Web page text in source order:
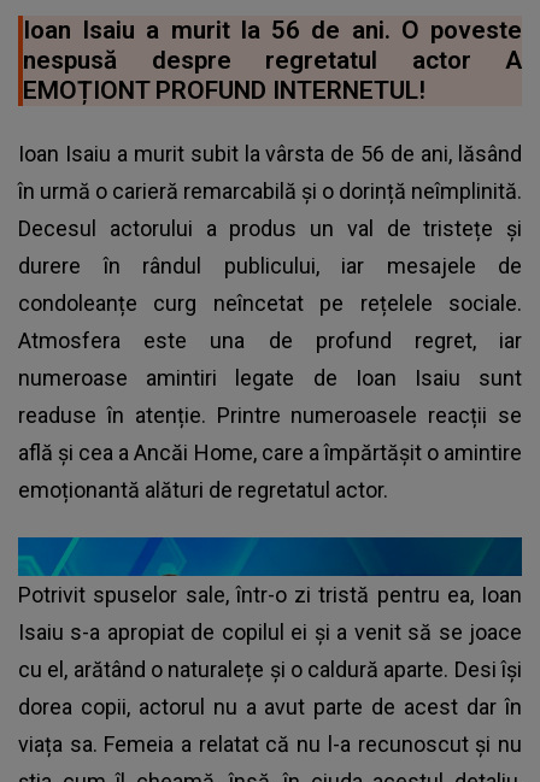
Ioan Isaiu a murit la 56 de ani. O poveste
nespusă despre regretatul actor A
EMOȚIONT PROFUND INTERNETUL!
Ioan Isaiu a murit subit la vârsta de 56 de ani, lăsând
în urmă o carieră remarcabilă și o dorință neîmplinită.
Decesul actorului a produs un val de tristețe și
durere în rândul publicului, iar mesajele de
condoleanțe curg neîncetat pe rețelele sociale.
Atmosfera este una de profund regret, iar
numeroase amintiri legate de Ioan Isaiu sunt
readuse în atenție. Printre numeroasele reacții se
află și cea a Ancăi Home, care a împărtășit o amintire
emoționantă alături de regretatul actor.
Potrivit spuselor sale, într-o zi tristă pentru ea, Ioan
Isaiu s-a apropiat de copilul ei și a venit să se joace
cu el, arătând o naturalețe și o caldură aparte. Desi își
dorea copii, actorul nu a avut parte de acest dar în
viața sa. Femeia a relatat că nu l-a recunoscut și nu